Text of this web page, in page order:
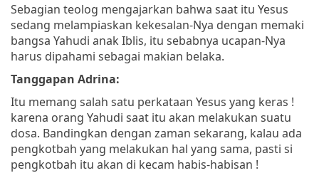
Sebagian teolog mengajarkan bahwa saat itu Yesus
sedang melampiaskan kekesalan-Nya dengan memaki
bangsa Yahudi anak Iblis, itu sebabnya ucapan-Nya
harus dipahami sebagai makian belaka.
Tanggapan Adrina:
Itu memang salah satu perkataan Yesus yang keras !
karena orang Yahudi saat itu akan melakukan suatu
dosa. Bandingkan dengan zaman sekarang, kalau ada
pengkotbah yang melakukan hal yang sama, pasti si
pengkotbah itu akan di kecam habis-habisan !